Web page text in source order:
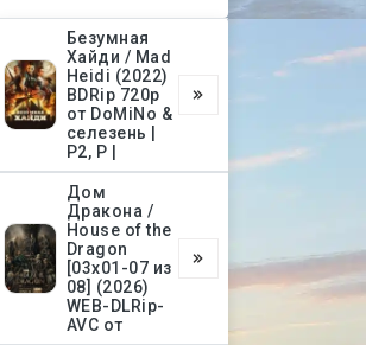
Безумная
Хайди / Mad
Heidi (2022)
BDRip 720p
от DoMiNo &
селезень |
P2, P |
Дом
Дракона /
House of the
Dragon
[03х01-07 из
08] (2026)
WEB-DLRip-
AVC от